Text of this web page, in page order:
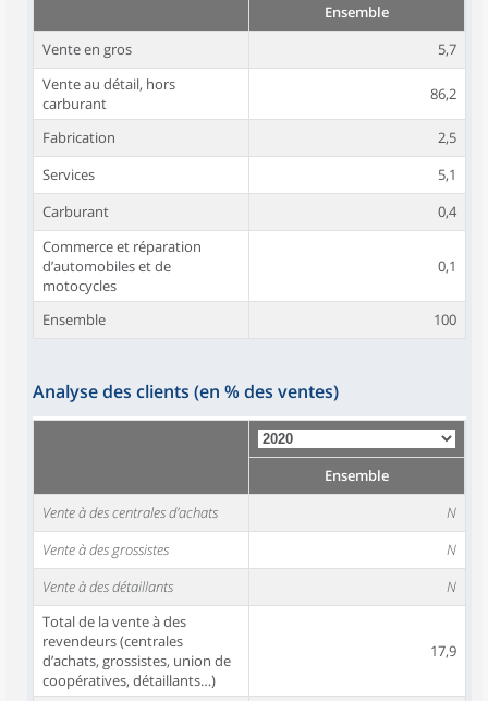
Ensemble
Vente en gros
5,7
Vente au détail, hors
carburant
86,2
Fabrication
2,5
Services
5,1
Carburant
0,4
Commerce et réparation
d’automobiles et de
motocycles
0,1
Ensemble 100
Analyse des clients (en % des ventes)
Ensemble
Vente à des centrales d’achats
N
Vente à des grossistes
N
Vente à des détaillants
N
Total de la vente à des
revendeurs (centrales
d’achats, grossistes, union de
coopératives, détaillants…)
17,9